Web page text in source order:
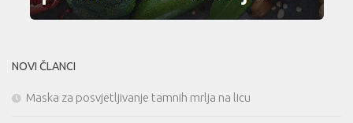
NOVI ČLANCI
Maska za posvjetljivanje tamnih mrlja na licu